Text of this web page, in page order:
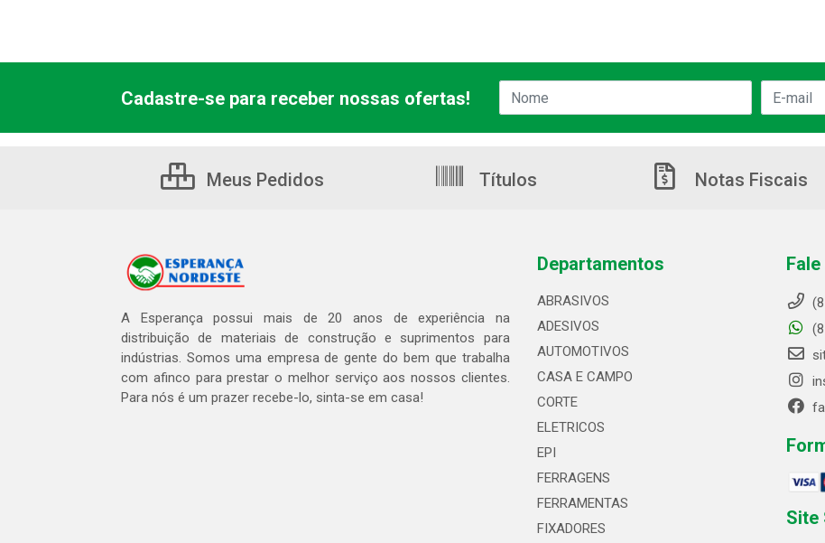
Cadastre-se para receber nossas ofertas!
Meus Pedidos Títulos Notas Fiscais
A Esperança possui mais de 20 anos de experiência na
distribuição de materiais de construção e suprimentos para
indústrias. Somos uma empresa de gente do bem que trabalha
com afinco para prestar o melhor serviço aos nossos clientes.
Para nós é um prazer recebe-lo, sinta-se em casa!
Departamentos
ABRASIVOS
ADESIVOS
AUTOMOTIVOS
CASA E CAMPO
CORTE
ELETRICOS
EPI
FERRAGENS
FERRAMENTAS
FIXADORES
Site